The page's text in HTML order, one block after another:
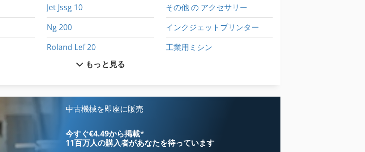
Jet Jssg 10
Ng 200
Roland Lef 20
Screen 4100
Unicontrol 10
その他 の アクセサリー
インクジェットプリンター
工業用ミシン
もっと見る
中古機械を即座に販売
今すぐ€4.49から掲載*
11百万人の購入者があなたを待っています